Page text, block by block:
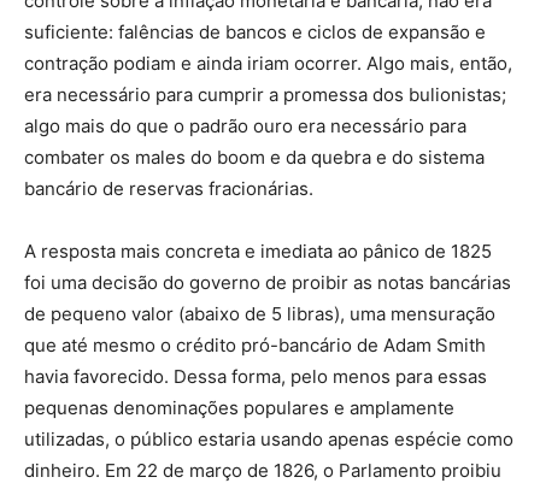
suficiente: falências de bancos e ciclos de expansão e
contração podiam e ainda iriam ocorrer. Algo mais, então,
era necessário para cumprir a promessa dos bulionistas;
algo mais do que o padrão ouro era necessário para
combater os males do boom e da quebra e do sistema
bancário de reservas fracionárias.
A resposta mais concreta e imediata ao pânico de 1825
foi uma decisão do governo de proibir as notas bancárias
de pequeno valor (abaixo de 5 libras), uma mensuração
que até mesmo o crédito pró-bancário de Adam Smith
havia favorecido. Dessa forma, pelo menos para essas
pequenas denominações populares e amplamente
utilizadas, o público estaria usando apenas espécie como
dinheiro. Em 22 de março de 1826, o Parlamento proibiu